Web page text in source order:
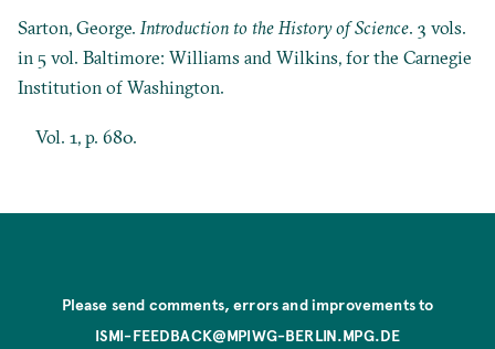
Sarton, George.Introduction to the History of Science. 3 vols.
in 5 vol. Baltimore: Williams and Wilkins, for the Carnegie
Institution of Washington.
Vol. 1, p. 680.
Please send comments, errors and improvements to
ISMI-FEEDBACK@MPIWG-BERLIN.MPG.DE